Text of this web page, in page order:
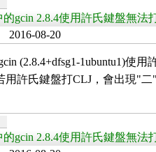
的gcin 2.8.4使用許氏鍵盤無法
2016-08-20
(2.8.4+dfsg1-1ubuntu1)使
用許氏鍵盤打CLJ，會出現"二
的gcin 2.8.4使用許氏鍵盤無法